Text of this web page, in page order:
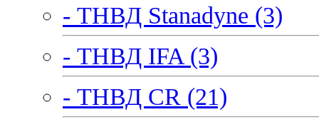
- ТНВД Stanadyne (3)
- ТНВД IFA (3)
- ТНВД CR (21)